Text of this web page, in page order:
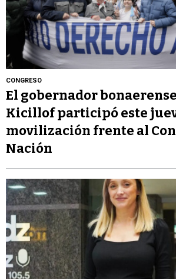
CONGRESO
El gobernador
Kicillof participó este
movilización frente al
Nación